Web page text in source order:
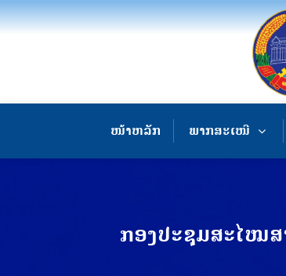
ໜ້າຫລັກ ພາກສະເໜີ
ກອງປະຊຸມສະໄໝສ